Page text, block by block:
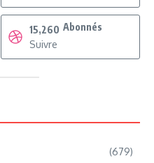
15,260 Abonnés
Suivre
(679)